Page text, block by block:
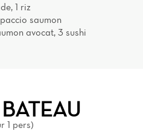
1 riz
saumon
avocat, 3 sushi
1 pers)